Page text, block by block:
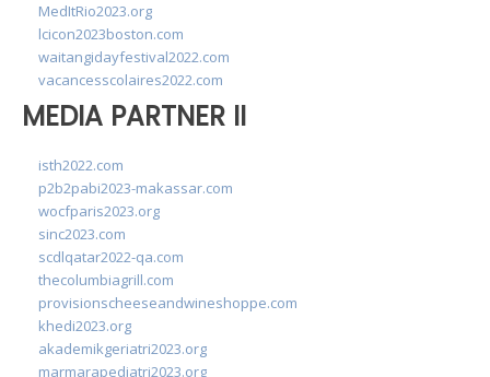
MedItRio2023.org
lcicon2023boston.com
waitangidayfestival2022.com
vacancesscolaires2022.com
MEDIA PARTNER II
isth2022.com
p2b2pabi2023-makassar.com
wocfparis2023.org
sinc2023.com
scdlqatar2022-qa.com
thecolumbiagrill.com
provisionscheeseandwineshoppe.com
khedi2023.org
akademikgeriatri2023.org
marmarapediatri2023.org